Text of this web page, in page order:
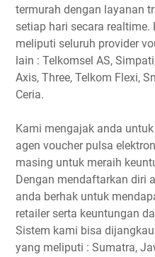
termurah dengan layanan
setiap hari secara
meliputi seluruh provider
lain : Telkomsel AS,
Axis, Three, Telkom Flexi,
Ceria.
Kami mengajak anda
agen voucher pulsa
masing untuk meraih
Dengan mendaftarkan diri
anda berhak untuk
retailer serta keuntungan
Sistem kami bisa
yang meliputi : Sumatra,